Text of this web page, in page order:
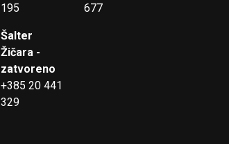
195
677
Šalter
Žičara -
zatvoreno
+385 20 441
329